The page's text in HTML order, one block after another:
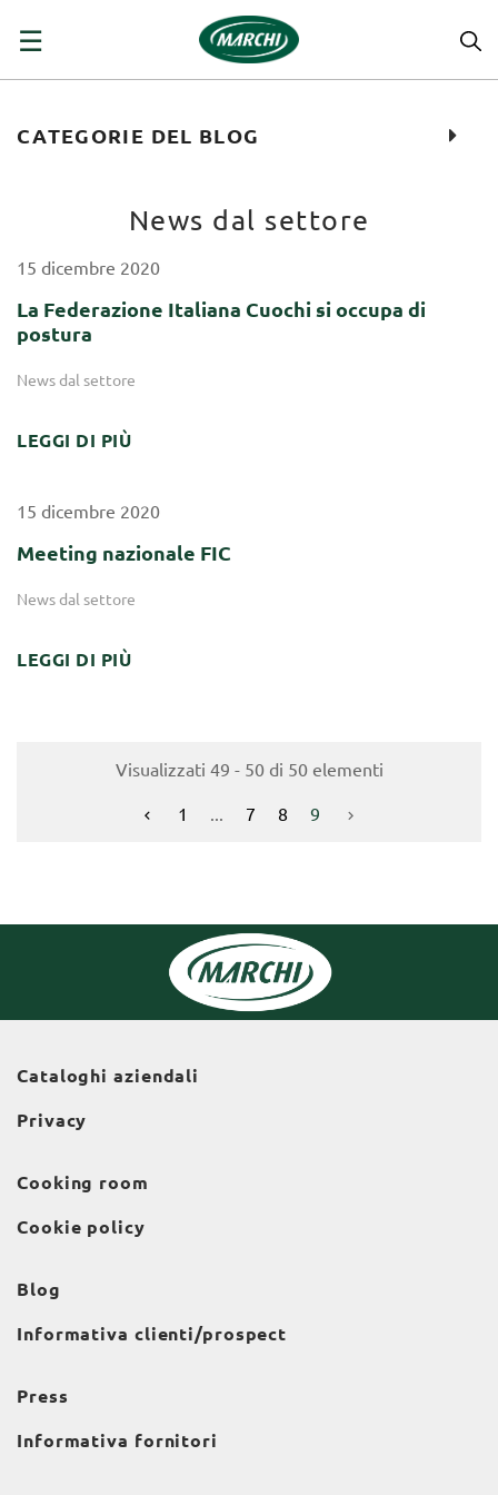
navigazione
☰
CATEGORIE DEL BLOG
News dal settore
15 dicembre 2020
La Federazione Italiana Cuochi si occupa di
postura
News dal settore
LEGGI DI PIÙ
15 dicembre 2020
Meeting nazionale FIC
News dal settore
LEGGI DI PIÙ
Visualizzati 49 - 50 di 50 elementi
 1 ... 7 8 9 
Cataloghi aziendali
Privacy
Cooking room
Cookie policy
Blog
Informativa clienti/prospect
Press
Informativa fornitori